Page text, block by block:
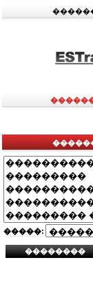
�����: